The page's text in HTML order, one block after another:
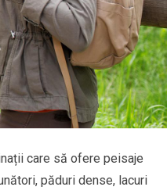
care să ofere peisaje
păduri dense, lacuri